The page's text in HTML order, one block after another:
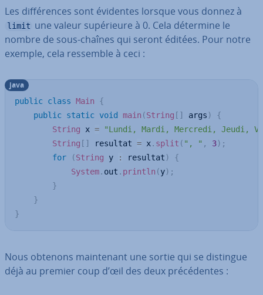
Les dif­fé­rences sont évidentes lorsque vous donnez à
limit une valeur su­pé­rieure à 0. Cela détermine le
nombre de sous-chaînes qui seront éditées. Pour notre
exemple, cela ressemble à ceci :
public class Main
{
public static void main (String [ ] args )
{
String x =
"Lundi, Mardi, Mercredi, Jeudi,
String [ ] resultat = x. split ( ", " , 3) ;
for
(String y : resultat )
{
System. out . println (y) ;
}
}
}
java
Nous obtenons main­te­nant une sortie qui se distingue
déjà au premier coup d’œil des deux pré­cé­dentes :